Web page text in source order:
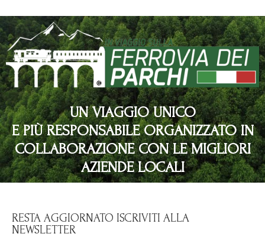
UN VIAGGIO UNICO
E PIÙ RESPONSABILE ORGANIZZATO IN
COLLABORAZIONE CON LE MIGLIORI
AZIENDE LOCALI
RESTA AGGIORNATO ISCRIVITI ALLA
NEWSLETTER